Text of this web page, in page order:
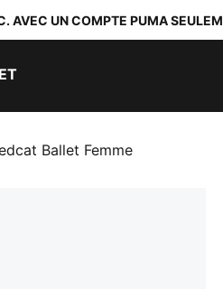
AVEC UN COMPTE PUMA
Ballet Femme